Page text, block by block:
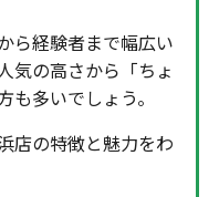
ら経験者まで幅広い
気の高さから「ちょ
多いでしょう。
店の特徴と魅力をわ